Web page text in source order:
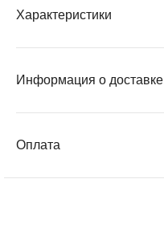
Характеристики
Информация о доставке
Оплата